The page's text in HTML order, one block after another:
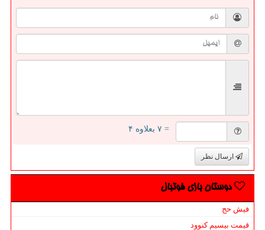
= ۷ بعلاوه ۴
ارسال نظر
دوستان بازی فوتبال
فیش حج
قیمت بیسیم کنوود